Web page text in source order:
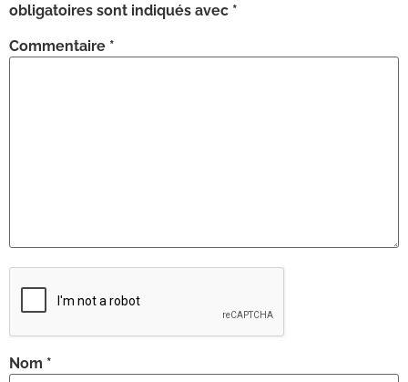
obligatoires sont indiqués avec *
Commentaire *
Nom *